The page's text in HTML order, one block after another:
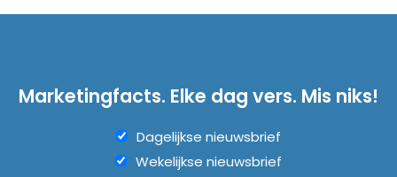
Marketingfacts. Elke dag vers. Mis niks!
Dagelijkse nieuwsbrief
Wekelijkse nieuwsbrief